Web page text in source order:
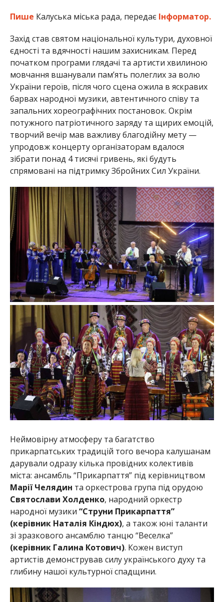
Пише Калуська міська рада, передає Інформатор.
Захід став святом національної культури, духовної
єдності та вдячності нашим захисникам. Перед
початком програми глядачі та артисти хвилиною
мовчання вшанували пам’ять полеглих за волю
України героїв, після чого сцена ожила в яскравих
барвах народної музики, автентичного співу та
запальних хореографічних постановок. Окрім
потужного патріотичного заряду та щирих емоцій,
творчий вечір мав важливу благодійну мету —
упродовж концерту організаторам вдалося
зібрати понад 4 тисячі гривень, які будуть
спрямовані на підтримку Збройних Сил України.
Неймовірну атмосферу та багатство
прикарпатських традицій того вечора калушанам
дарували одразу кілька провідних колективів
міста: ансамбль “Прикарпаття” під керівництвом
Марії Челядин та оркестрова група під орудою
Святослави Холденко, народний оркестр
народної музики “Струни Прикарпаття”
(керівник Наталія Кіндюх), а також юні таланти
зі зразкового ансамблю танцю “Веселка”
(керівник Галина Котович). Кожен виступ
артистів демонстрував силу українського духу та
глибину нашої культурної спадщини.